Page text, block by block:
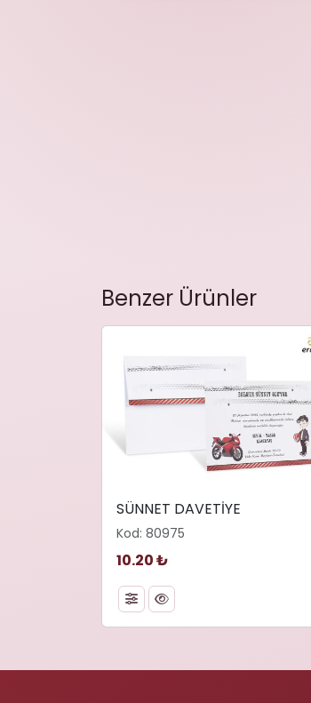
Benzer Ürünler
SÜNNET DAVETİYE
Kod: 80975
10.20 ₺